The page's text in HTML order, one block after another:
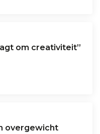
om creativiteit”
overgewicht